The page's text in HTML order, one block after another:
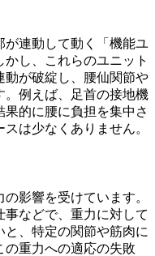
が連動して動く「機能ユ
し、これらのユニット
動が破綻し、腰仙関節や
。例えば、足首の接地機
的に腰に負担を集中さ
は少なくありません。
影響を受けています。
などで、重力に対して
、特定の関節や筋肉に
重力への適応の失敗